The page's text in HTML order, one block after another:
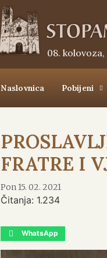
08. kolovoza,
Naslovnica Pobijeni
FRATRE I
Pon 15. 02. 2021
Čitanja: 1.234
WhatsApp